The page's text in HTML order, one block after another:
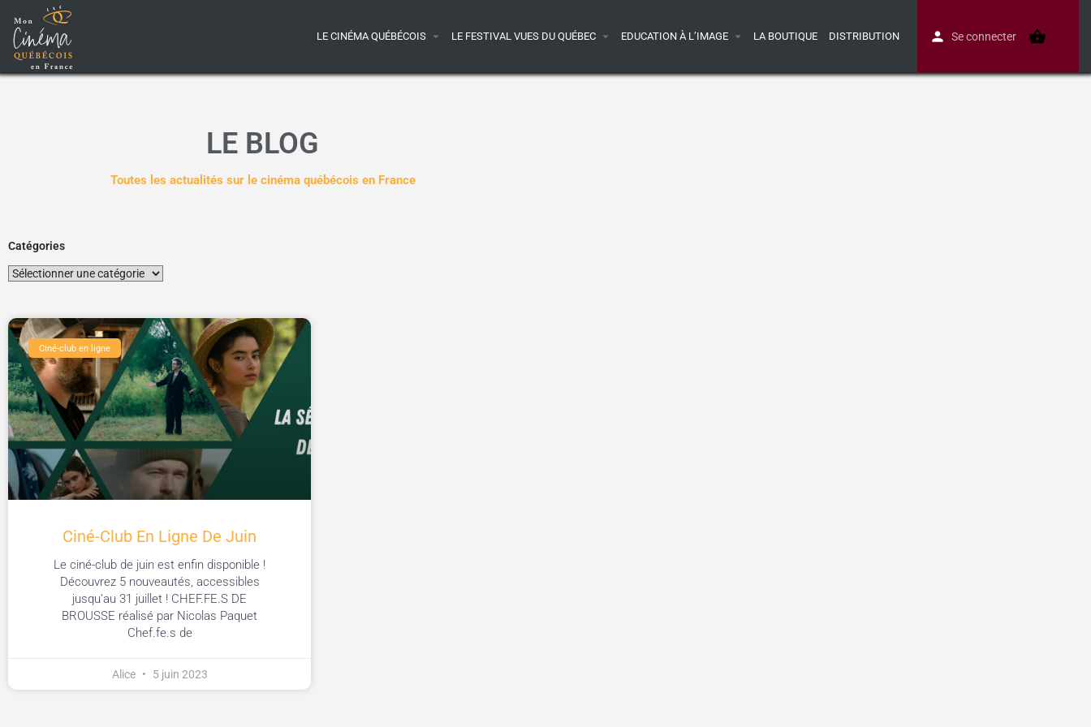
LE CINÉMA QUÉBÉCOIS LE FESTIVAL VUES DU QUÉBEC EDUCATION À L’IMAGE LA BOUTIQUE DISTRIBUTION Se connecter
LE BLOG
Toutes les actualités sur le cinéma québécois en France
Catégories
Ciné-club en ligne
Ciné-Club En Ligne De Juin
Le ciné-club de juin est enfin disponible !
Découvrez 5 nouveautés, accessibles
jusqu’au 31 juillet ! CHEF.FE.S DE
BROUSSE réalisé par Nicolas Paquet
Chef.fe.s de
Alice 5 juin 2023